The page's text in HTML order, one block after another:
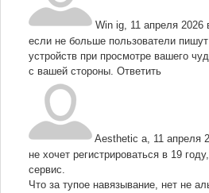
Win ig, 11 апреля 2026
если не больше пользователи
устройств при просмотре вашего
с вашей стороны. Ответить
Aesthetic a, 11 апреля
не хочет регистрироваться в 19
сервис.
Что за тупое навязывание, нет не